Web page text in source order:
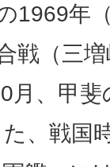
1969年
戦（三
月、甲
、戦国